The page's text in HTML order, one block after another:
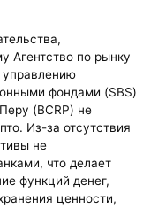
Агентство по рынку
управлению
фондами (SBS)
(BCRP) не
Из-за отсутствия
не
что делает
функций денег,
ценности,